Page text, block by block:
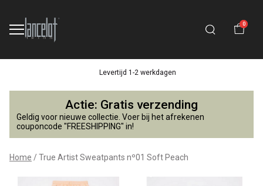
0
Levertijd 1-2 werkdagen
True
Artist
Sweatpants
nº01
Actie: Gratis verzending
Geldig voor nieuwe collectie. Voer bij het afrekenen
couponcode "FREESHIPPING" in!
Home True Artist Sweatpants nº01 Soft Peach